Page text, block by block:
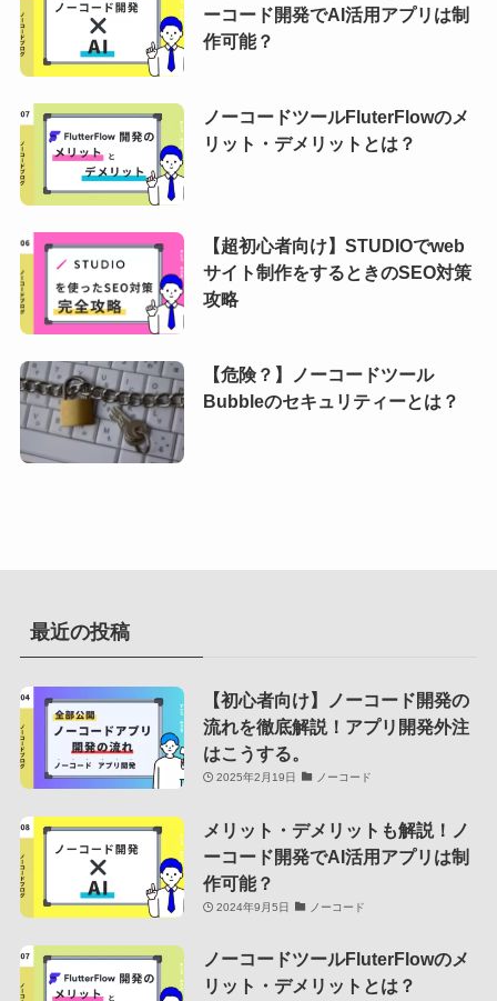
ーコード開発でAI活用アプリは制
作可能？
ノーコードツールFluterFlowのメ
リット・デメリットとは？
【超初心者向け】STUDIOでweb
サイト制作をするときのSEO対策
攻略
【危険？】ノーコードツール
Bubbleのセキュリティーとは？
最近の投稿
【初心者向け】ノーコード開発の
流れを徹底解説！アプリ開発外注
はこうする。
2025年2月19日 ノーコード
メリット・デメリットも解説！ノ
ーコード開発でAI活用アプリは制
作可能？
2024年9月5日 ノーコード
ノーコードツールFluterFlowのメ
リット・デメリットとは？